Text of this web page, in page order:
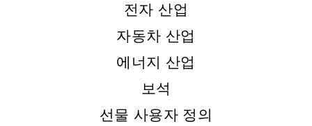
전자 산업
자동차 산업
에너지 산업
보석
선물 사용자 정의